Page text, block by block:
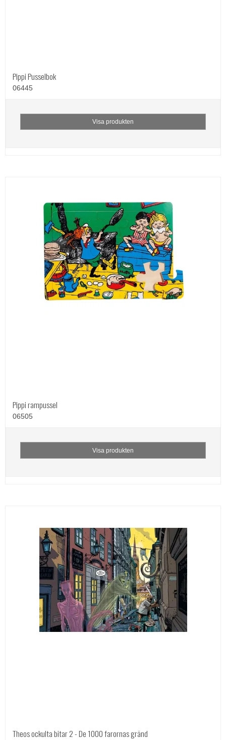
Pippi Pusselbok
06445
Visa produkten
Pippi rampussel
06505
Visa produkten
Theos ockulta bitar 2 - De 1000 farornas gränd